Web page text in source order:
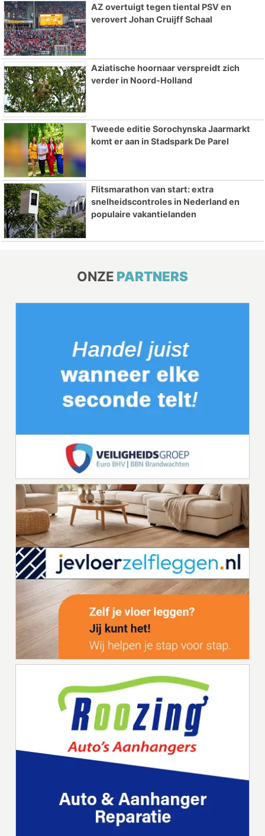
AZ overtuigt tegen tiental PSV en
verovert Johan Cruijff Schaal
Aziatische hoornaar verspreidt zich
verder in Noord-Holland
Tweede editie Sorochynska Jaarmarkt
komt er aan in Stadspark De Parel
Flitsmarathon van start: extra
snelheidscontroles in Nederland en
populaire vakantielanden
ONZE PARTNERS